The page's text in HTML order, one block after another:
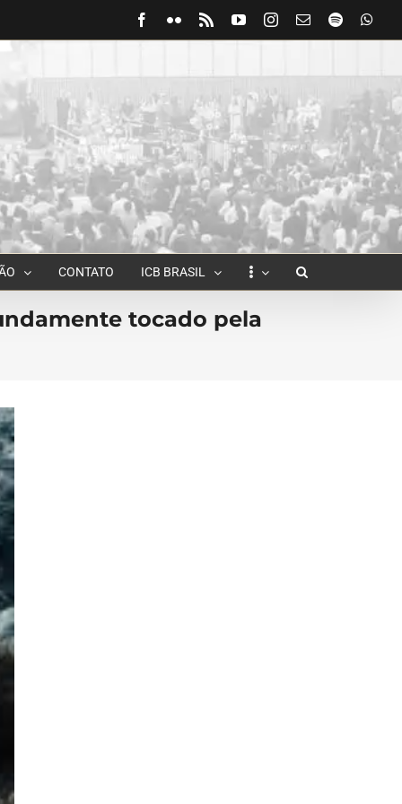
Facebook
Flickr Rss YouTubeInstagram
EmailSpotify
CONTATO ICB BRASIL
tocado pela